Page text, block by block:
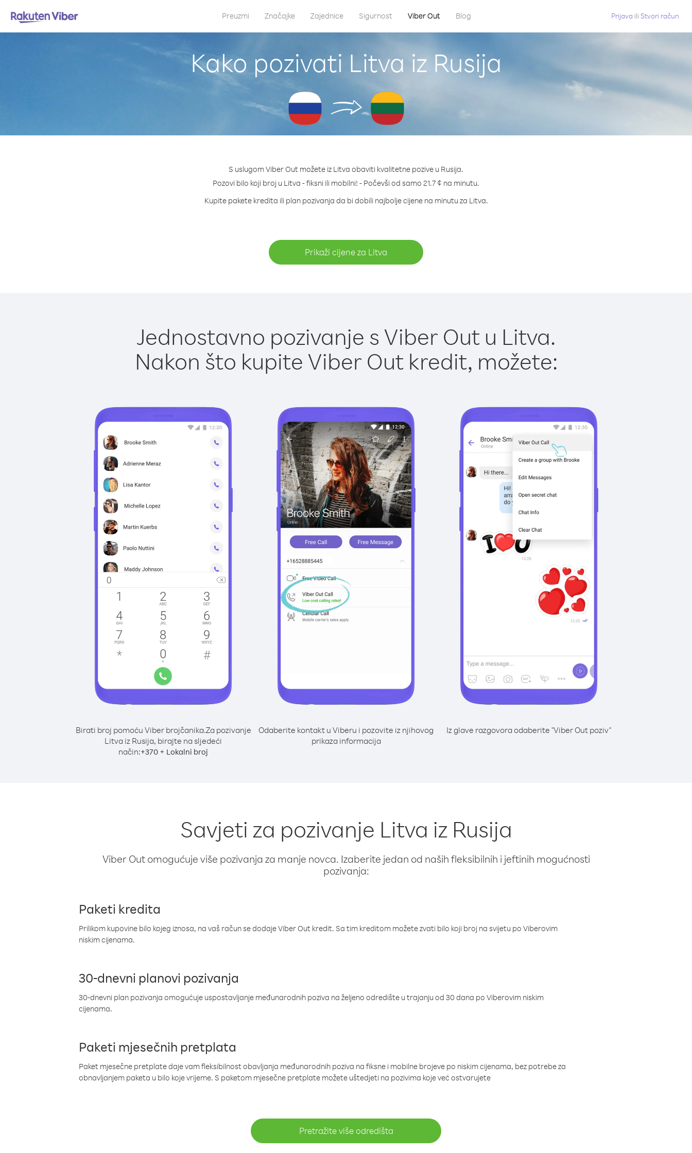
Preuzmi Značajke Zajednice Sigurnost Viber Out Blog Prijava ili Stvori račun
Kako pozivati Litva iz Rusija
S uslugom Viber Out možete iz Litva obaviti kvalitetne pozive u Rusija.
Pozovi bilo koji broj u Litva - fiksni ili mobilni! - Počevši od samo 21.7 ¢ na minutu.
Kupite pakete kredita ili plan pozivanja da bi dobili najbolje cijene na minutu za Litva.
Prikaži cijene za Litva
Jednostavno pozivanje s Viber Out u Litva.
Nakon što kupite Viber Out kredit, možete:
Birati broj pomoću Viber brojčanika.Za pozivanje
Litva iz Rusija, birajte na sljedeći
način:+370 + Lokalni broj
Odaberite kontakt u Viberu i pozovite iz njihovog
prikaza informacija
Iz glave razgovora odaberite "Viber Out poziv"
Savjeti za pozivanje Litva iz Rusija
Viber Out omogućuje više pozivanja za manje novca. Izaberite jedan od naših fleksibilnih i jeftinih mogućnosti
pozivanja:
Paketi kredita
Prilikom kupovine bilo kojeg iznosa, na vaš račun se dodaje Viber Out kredit. Sa tim kreditom možete zvati bilo koji broj na svijetu po Viberovim
niskim cijenama.
30-dnevni planovi pozivanja
30-dnevni plan pozivanja omogućuje uspostavljanje međunarodnih poziva na željeno odredište u trajanju od 30 dana po Viberovim niskim
cijenama.
Paketi mjesečnih pretplata
Paket mjesečne pretplate daje vam fleksibilnost obavljanja međunarodnih poziva na fiksne i mobilne brojeve po niskim cijenama, bez potrebe za
obnavljanjem paketa u bilo koje vrijeme. S paketom mjesečne pretplate možete uštedjeti na pozivima koje već ostvarujete
Pretražite više odredišta